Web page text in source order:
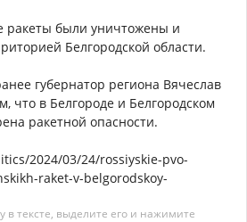
ракеты были уничтожены и
Белгородской области.
губернатор региона Вячеслав
что в Белгороде и Белгородском
ракетной опасности.
2024/03/24/rossiyskie-pvo-
raket-v-belgorodskoy-
тексте, выделите его и нажимите